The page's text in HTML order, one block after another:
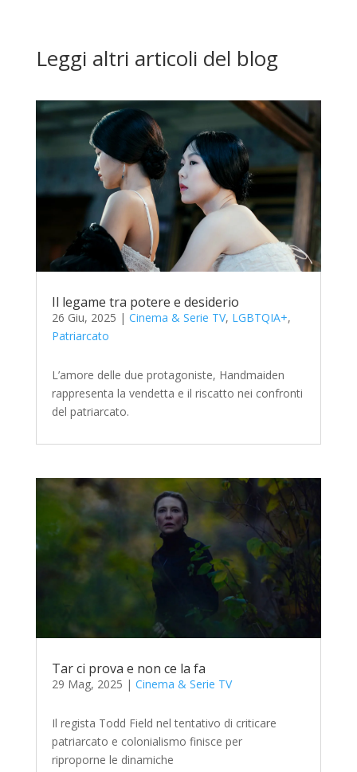
Leggi altri articoli del blog
Il legame tra potere e desiderio
26 Giu, 2025 | Cinema & Serie TV, LGBTQIA+,
Patriarcato
L’amore delle due protagoniste, Handmaiden
rappresenta la vendetta e il riscatto nei confronti
del patriarcato.
Tar ci prova e non ce la fa
29 Mag, 2025 | Cinema & Serie TV
Il regista Todd Field nel tentativo di criticare
patriarcato e colonialismo finisce per
riproporne le dinamiche